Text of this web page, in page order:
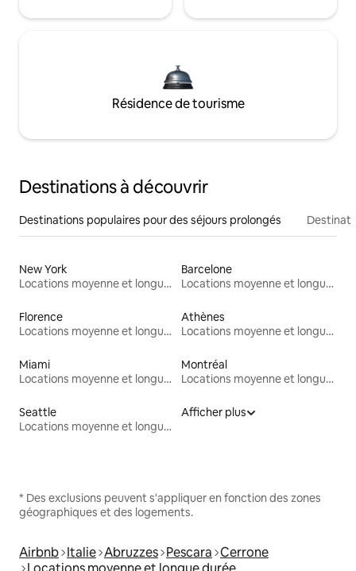
Résidence de tourisme
Destinations à découvrir
Destinations populaires pour des séjours prolongés
New York
Locations moyenne et longue durée
Barcelone
Locations moyenne et longue durée
Florence
Locations moyenne et longue durée
Athènes
Locations moyenne et longue durée
Miami
Locations moyenne et longue durée
Montréal
Locations moyenne et longue durée
Seattle
Locations moyenne et longue durée
Afficher plus
* Des exclusions peuvent s'appliquer en fonction des zones
géographiques et des logements.
Airbnb Italie Abruzzes Pescara Cerrone